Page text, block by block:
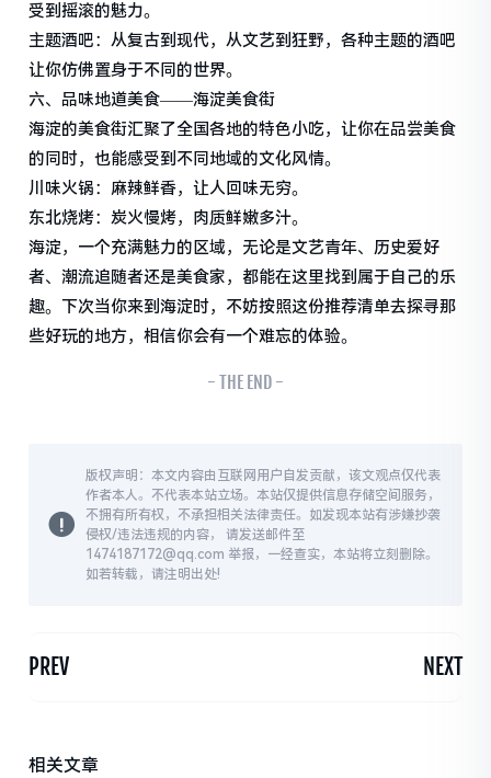
受到摇滚的魅力。
主题酒吧：从复古到现代，从文艺到狂野，各种主题的酒吧
让你仿佛置身于不同的世界。
六、品味地道美食——海淀美食街
海淀的美食街汇聚了全国各地的特色小吃，让你在品尝美食
的同时，也能感受到不同地域的文化风情。
川味火锅：麻辣鲜香，让人回味无穷。
东北烧烤：炭火慢烤，肉质鲜嫩多汁。
海淀，一个充满魅力的区域，无论是文艺青年、历史爱好
者、潮流追随者还是美食家，都能在这里找到属于自己的乐
趣。下次当你来到海淀时，不妨按照这份推荐清单去探寻那
些好玩的地方，相信你会有一个难忘的体验。
- THE END -
版权声明：本文内容由互联网用户自发贡献，该文观点仅代表
作者本人。不代表本站立场。本站仅提供信息存储空间服务，
不拥有所有权，不承担相关法律责任。如发现本站有涉嫌抄袭
侵权/违法违规的内容， 请发送邮件至
1474187172@qq.com 举报，一经查实，本站将立刻删除。
如若转载，请注明出处!
PREV NEXT
相关文章